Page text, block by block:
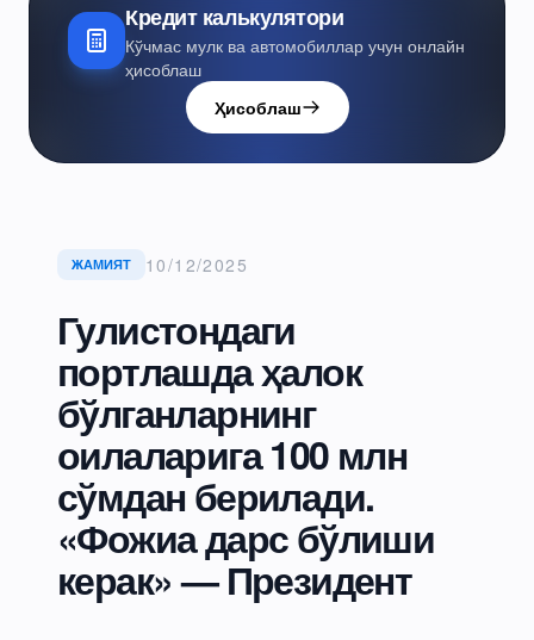
Кредит калькулятори
Кўчмас мулк ва автомобиллар учун онлайн
ҳисоблаш
Ҳисоблаш
ЖАМИЯТ 10/12/2025
Гулистондаги
портлашда ҳалок
бўлганларнинг
оилаларига 100 млн
сўмдан берилади.
«Фожиа дарс бўлиши
керак» — Президент